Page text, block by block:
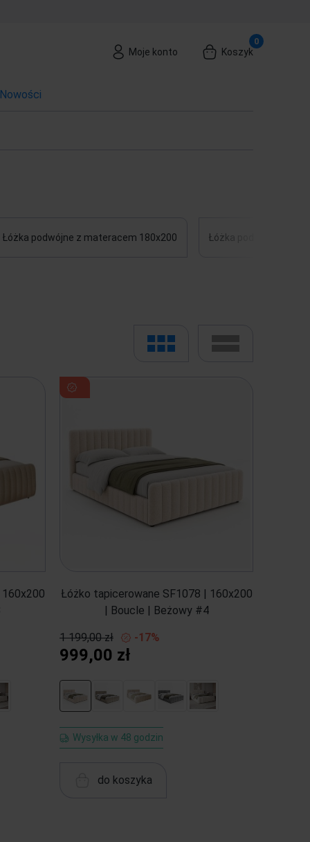
Moje konto Koszyk
Nowości
Łóżka podwójne z materacem 180x200 Łóżka podwójne z
Łóżko tapicerowane SF1078 | 160x200
| Boucle | Beżowy #4
1 199,00 zł -17%
999,00 zł
Wysyłka w 48 godzin
do koszyka